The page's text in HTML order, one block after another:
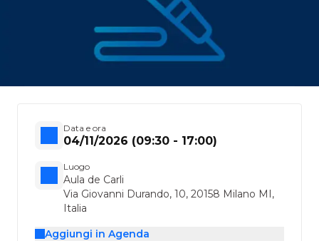
Data e ora
04/11/2026 (09:30 - 17:00)
Aggiungi in Agenda
Luogo
Aula de Carli
Via Giovanni Durando, 10, 20158 Milano MI,
Italia